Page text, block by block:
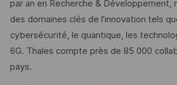
par an en Recherche & Développement,
des domaines clés de l’innovation tels
cybersécurité, le quantique, les
6G. Thales compte près de 85 000
pays. ​